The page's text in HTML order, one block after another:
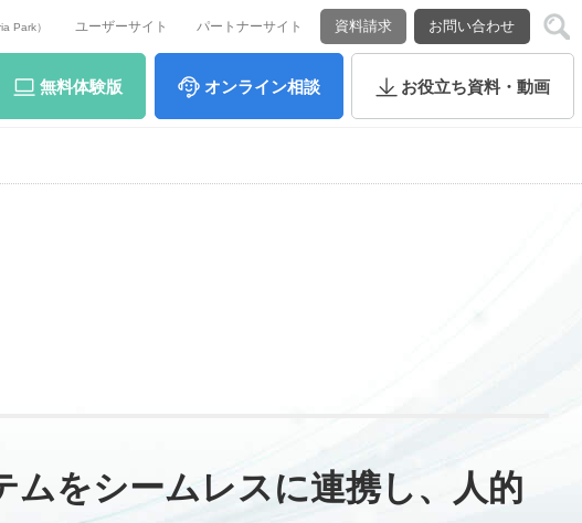
Park） ユーザーサイト パートナーサイト 資料請求 お問い合わせ
無料体験版 オンライン相談 お役立ち資料・動画
ムをシームレスに連携し、人的